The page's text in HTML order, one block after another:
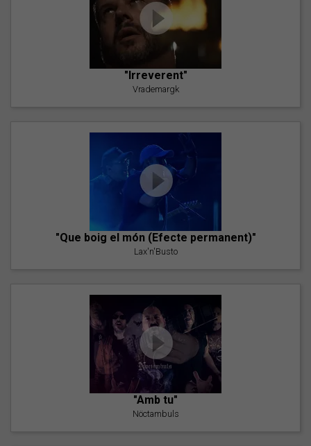
"Irreverent"
Vrademargk
"Que boig el món (Efecte permanent)"
Lax'n'Busto
"Amb tu"
Nöctambuls